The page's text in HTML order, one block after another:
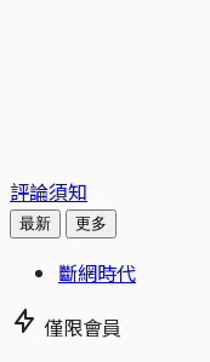
評論須知
最新 更多
斷網時代
僅限會員